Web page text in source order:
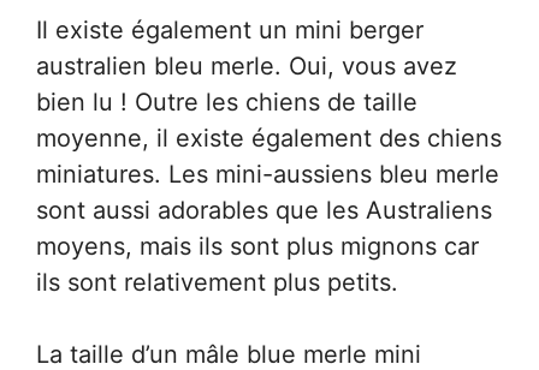
Il existe également un mini berger
australien bleu merle. Oui, vous avez
bien lu ! Outre les chiens de taille
moyenne, il existe également des chiens
miniatures. Les mini-aussiens bleu merle
sont aussi adorables que les Australiens
moyens, mais ils sont plus mignons car
ils sont relativement plus petits.
La taille d’un mâle blue merle mini